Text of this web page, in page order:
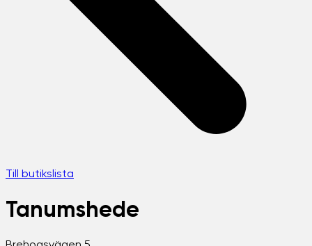
Till butikslista
Tanumshede